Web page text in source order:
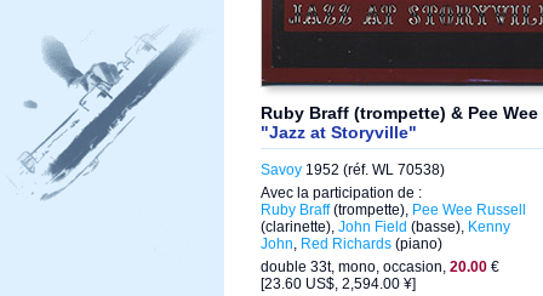
Ruby Braff (trompette) & Pee
"Jazz at Storyville"
Savoy 1952 (réf. WL 70538)
Avec la participation de :
Ruby Braff(trompette), Pee Wee Russell
(clarinette), John Field (basse), Kenny
John, Red Richards (piano)
double 33t, mono, occasion, 20.00 €
[23.60 US$, 2,594.00 ¥]